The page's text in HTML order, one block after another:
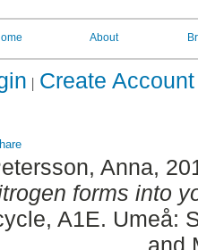
About
Create Account
Anna,
forms into
A1E. Umeå:
and